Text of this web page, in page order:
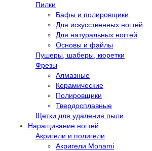
Пилки
Бафы и полировщики
Для искусственных ногтей
Для натуральных ногтей
Основы и файлы
Пушеры, шаберы, кюретки
Фрезы
Алмазные
Керамические
Полировщики
Твердосплавные
Щетки для удаления пыли
Наращивание ногтей
Акригели и полигели
Акригели Monami